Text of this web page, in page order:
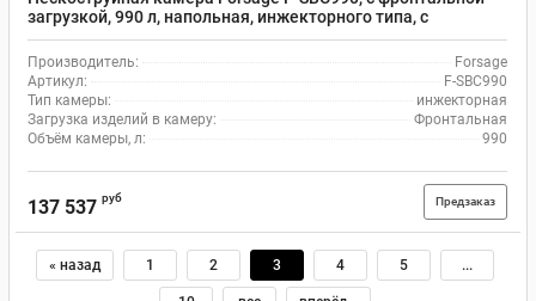
загрузкой, 990 л, напольная, инжекторного типа, с
электродвигателем
Производитель:
Forsage
Артикул:
F-SBC990
Тип камеры:
инжекторная
Загрузка изделий в камеру:
Фронтальная
Объём камеры, л:
990
137 537 руб Предзаказ
« назад 1 2 3 4 5 ...